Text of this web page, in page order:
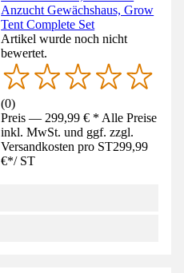
Anzucht Gewächshaus, Grow
Tent Complete Set
Artikel wurde noch nicht
bewertet.
(0)
Preis — 299,99 € * Alle Preise
inkl. MwSt. und ggf. zzgl.
Versandkosten pro ST299,99
€*/ ST